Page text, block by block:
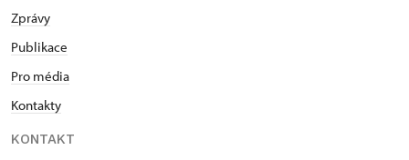
Zprávy
Publikace
Pro média
Kontakty
KONTAKT